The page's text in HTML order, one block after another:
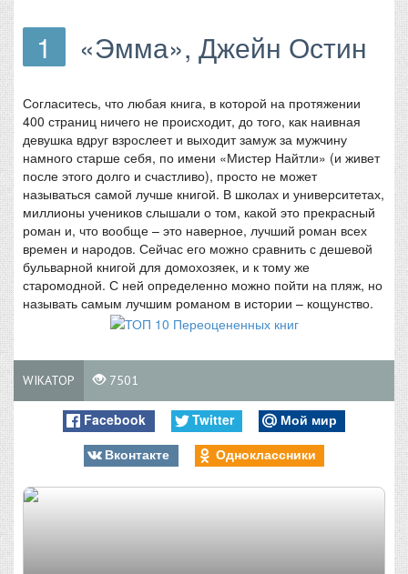
1 «Эмма», Джейн Остин
Согласитесь, что любая книга, в которой на протяжении
400 страниц ничего не происходит, до того, как наивная
девушка вдруг взрослеет и выходит замуж за мужчину
намного старше себя, по имени «Мистер Найтли» (и живет
после этого долго и счастливо), просто не может
называться самой лучше книгой. В школах и университетах,
миллионы учеников слышали о том, какой это прекрасный
роман и, что вообще – это наверное, лучший роман всех
времен и народов. Сейчас его можно сравнить с дешевой
бульварной книгой для домохозяек, и к тому же
старомодной. С ней определенно можно пойти на пляж, но
называть самым лучшим романом в истории – кощунство.
WIKATOP 7501
Facebook Twitter
Мой мир
Вконтакте
Одноклассники